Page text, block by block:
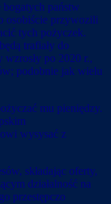
bogatych państw
osobiście przywozili
tych pożyczek.
trafiały do
po 2020 r.,
podobnie jak wielu
mu pieniędzy.
wysysać z
składając oferty,
działalność na
przestępczo